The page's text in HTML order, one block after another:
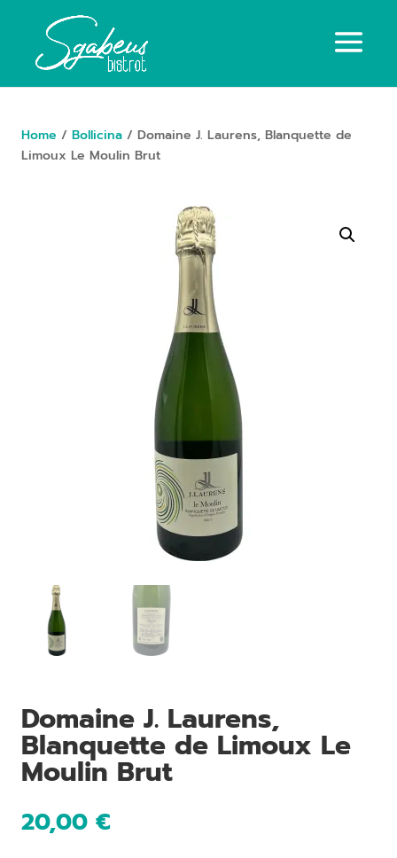
Home / Bollicina / Domaine J. Laurens, Blanquette de
Limoux Le Moulin Brut
Domaine J. Laurens,
Blanquette de Limoux Le
Moulin Brut
20,00 €